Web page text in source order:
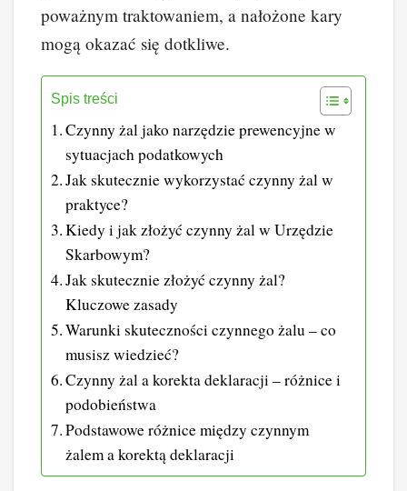
poważnym traktowaniem, a nałożone kary
mogą okazać się dotkliwe.
Spis treści
Czynny żal jako narzędzie prewencyjne w
sytuacjach podatkowych
Jak skutecznie wykorzystać czynny żal w
praktyce?
Kiedy i jak złożyć czynny żal w Urzędzie
Skarbowym?
Jak skutecznie złożyć czynny żal?
Kluczowe zasady
Warunki skuteczności czynnego żalu – co
musisz wiedzieć?
Czynny żal a korekta deklaracji – różnice i
podobieństwa
Podstawowe różnice między czynnym
żalem a korektą deklaracji